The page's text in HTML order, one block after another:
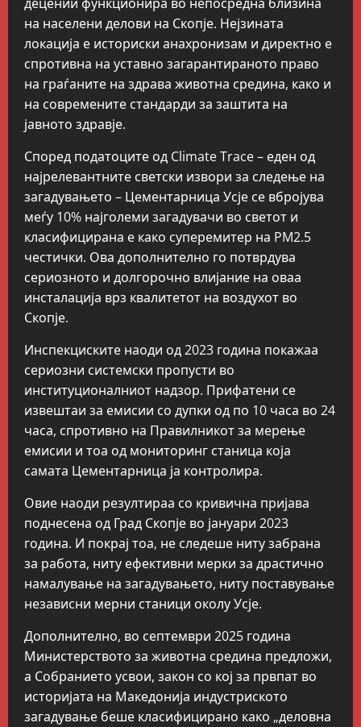
децении функционира во непосредна близина
на населени делови на Скопје. Нејзината
локација е историски анахронизам и директно е
спротивна на уставно загарантираното право
на граѓаните на здрава животна средина, како и
на современите стандарди за заштита на
јавното здравје.
Според податоците од Climate Trace – еден од
најрелевантните светски извори за следење на
загадувањето – Цементарница Усје се вбројува
меѓу 10% најголеми загадувачи во светот и
класифицирана е како суперемитер на PM2.5
честички. Ова дополнително го потврдува
сериозното и долгорочно влијание на оваа
инсталација врз квалитетот на воздухот во
Скопје.
Инспекциските наоди од 2023 година покажаа
сериозни системски пропусти во
институционалниот надзор. Прифатени се
извештаи за емисии со дупки од по 10 часа во 24
часа, спротивно на Правилникот за мерење
емисии и тоа од мониторинг станица која
самата Цементарница ја контролира.
Овие наоди резултираа со кривична пријава
поднесена од Град Скопје во јануари 2023
година. И покрај тоа, не следеше ниту забрана
за работа, ниту ефективни мерки за драстично
намалување на загадувањето, ниту поставување
независни мерни станици околу Усје.
Дополнително, во септември 2025 година
Министерството за животна средина предложи,
а Собранието усвои, закон со кој за првпат во
историјата на Македонија индустриското
загадување беше класифицирано како „деловна